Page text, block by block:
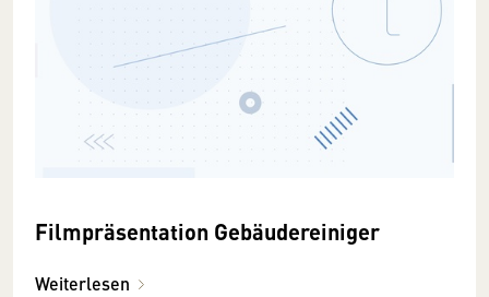
Filmpräsentation Gebäudereiniger
Weiterlesen